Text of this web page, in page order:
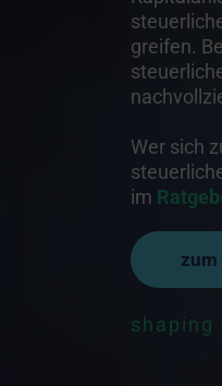
greifen.
Wer sich
im
zum